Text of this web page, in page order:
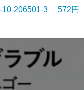
10-206501-3 572円